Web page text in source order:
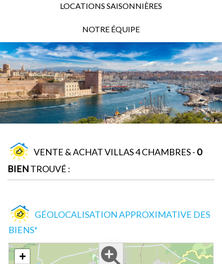
LOCATIONS SAISONNIÈRES
NOTRE ÉQUIPE
VENTE & ACHAT VILLAS 4 CHAMBRES - 0
BIENTROUVÉ :
GÉOLOCALISATION APPROXIMATIVE DES
BIENS*
+